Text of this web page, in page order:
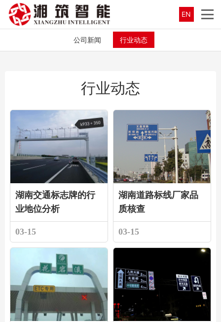
EN
公司新闻 行业动态
行业动态
湖南交通标志牌的行
业地位分析
03-15
湖南道路标线厂家品
质核查
03-15